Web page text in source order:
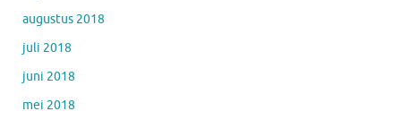
augustus 2018
juli 2018
juni 2018
mei 2018